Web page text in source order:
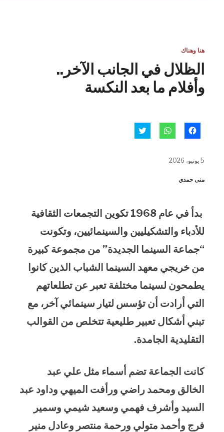
هنا وهناك
الظلال في الجانب الآخر..
وأفلام ما بعد النكسة
للمشاركة
في
للمشاركة
5 يونيو، 2026
منى حمدي
بدأ في عام 1968 تكوين التجمعات الثقافية
للأدباء والتشكيليين والسينمائيين، وتكونت
“جماعة السينما الجديدة” من مجموعة كبيرة
من خريجي معهد السينما الشباب الذين كانوا
يطمحون لسينما مختلفة تعبر عن تطلعاتهم
التي أرادت أن تؤسس لتيار سينمائي آخر، مع
تبني أشكال تعبير طليعية تتخلص من القوالب
التقليدية الجامدة.
كانت الجماعة تضم أسماء مثل علي عبد
الخالق ومحمد راضي ورأفت الميهي وداود عبد
السيد وأشرف فهمي وسعيد شيمي وسمير
فرج وأحمد متولي ورحمة منتصر وعادل منير